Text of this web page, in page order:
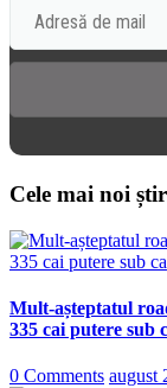
Cele mai noi
Mult-așteptatul
335 cai putere sub
0 Comments august